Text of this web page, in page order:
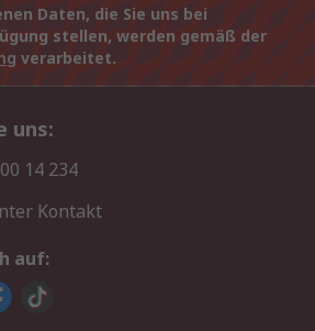
Daten, die Sie uns bei
stellen, werden gemäß der
verarbeitet.
uns:
14 234
Kontakt
auf: